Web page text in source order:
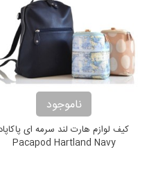
ناموجود
کیف لوازم هارت لند سرمه ای
Pacapod Hartland Navy